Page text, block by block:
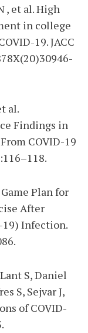
, et al. High
in college
19. JACC
al.
Findings in
COVID-19
Plan for
After
19) Infection.
S, Daniel
S, Sejvar J,
of COVID-